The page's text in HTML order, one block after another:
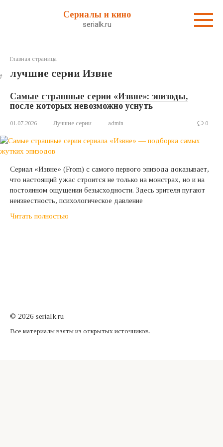
Сериалы и кино
serialk.ru
Главная страница
лучшие серии Извне
Самые страшные серии «Извне»: эпизоды,
после которых невозможно уснуть
01.07.2026 Лучшие серии admin 0
Сериал «Извне» (From) с самого первого эпизода доказывает,
что настоящий ужас строится не только на монстрах, но и на
постоянном ощущении безысходности. Здесь зрителя пугают
неизвестность, психологическое давление
Читать полностью
© 2026 serialk.ru
Все материалы взяты из открытых источников.